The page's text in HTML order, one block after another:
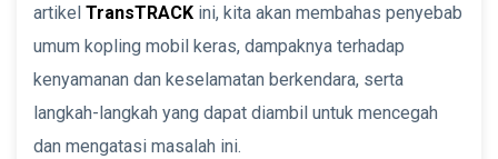
artikel TransTRACK ini, kita akan membahas penyebab
umum kopling mobil keras, dampaknya terhadap
kenyamanan dan keselamatan berkendara, serta
langkah-langkah yang dapat diambil untuk mencegah
dan mengatasi masalah ini.